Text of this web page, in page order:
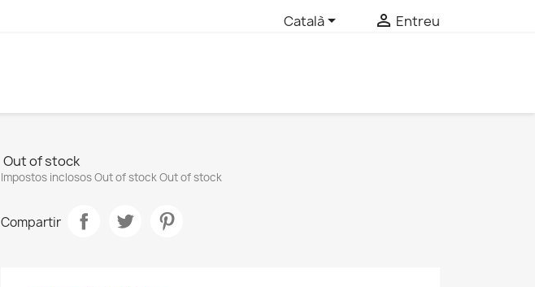
Català  Entreu
Out of stock
Impostos inclososOut of stockOut of stock
Compartir